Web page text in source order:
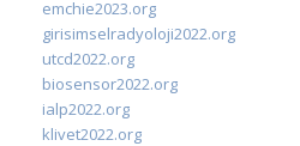
emchie2023.org
girisimselradyoloji2022.org
utcd2022.org
biosensor2022.org
ialp2022.org
klivet2022.org